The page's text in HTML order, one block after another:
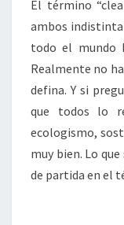
El término
ambos
todo el mundo
Realmente no
defina. Y si
que todos lo
ecologismo,
muy bien. Lo
de partida en el